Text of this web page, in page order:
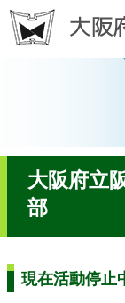
大阪府立
部
現在活動停止